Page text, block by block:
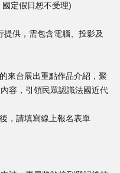
定假日恕不受理)
供，需包含電腦、投影及
來台展出重點作品介紹，聚
容，引領民眾認識法國近代
，請填寫線上報名表單